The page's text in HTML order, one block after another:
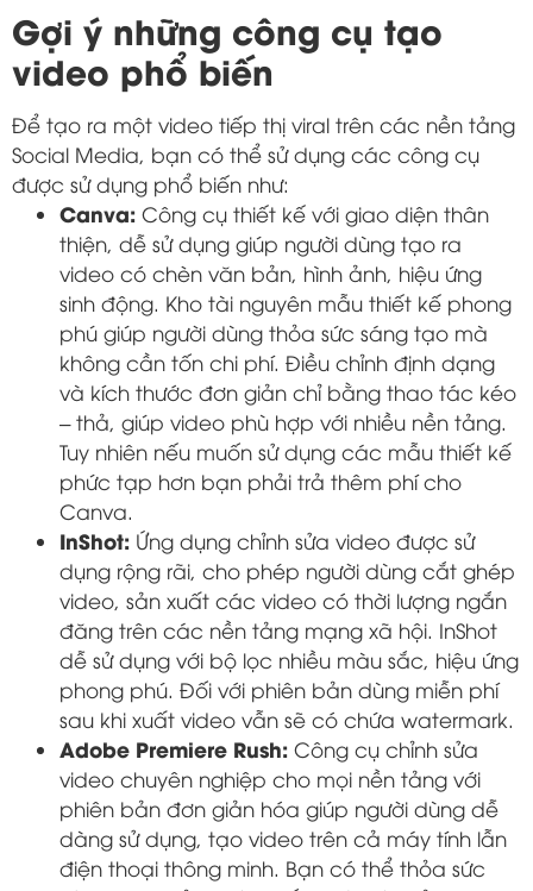
Gợi ý những công cụ tạo
video phổ biến
Để tạo ra một video tiếp thị viral trên các nền tảng
Social Media, bạn có thể sử dụng các công cụ
được sử dụng phổ biến như:
Canva: Công cụ thiết kế với giao diện thân
thiện, dễ sử dụng giúp người dùng tạo ra
video có chèn văn bản, hình ảnh, hiệu ứng
sinh động. Kho tài nguyên mẫu thiết kế phong
phú giúp người dùng thỏa sức sáng tạo mà
không cần tốn chi phí. Điều chỉnh định dạng
và kích thước đơn giản chỉ bằng thao tác kéo
– thả, giúp video phù hợp với nhiều nền tảng.
Tuy nhiên nếu muốn sử dụng các mẫu thiết kế
phức tạp hơn bạn phải trả thêm phí cho
Canva.
InShot: Ứng dụng chỉnh sửa video được sử
dụng rộng rãi, cho phép người dùng cắt ghép
video, sản xuất các video có thời lượng ngắn
đăng trên các nền tảng mạng xã hội. InShot
dễ sử dụng với bộ lọc nhiều màu sắc, hiệu ứng
phong phú. Đối với phiên bản dùng miễn phí
sau khi xuất video vẫn sẽ có chứa watermark.
Adobe Premiere Rush: Công cụ chỉnh sửa
video chuyên nghiệp cho mọi nền tảng với
phiên bản đơn giản hóa giúp người dùng dễ
dàng sử dụng, tạo video trên cả máy tính lẫn
điện thoại thông minh. Bạn có thể thỏa sức